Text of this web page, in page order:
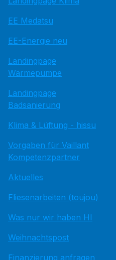
EE Medatsu
EE-Energie neu
Landingpage
Wärmepumpe
Landingpage
Badsanierung
Klima & Lüftung - hissu
Vorgaben für Vaillant
Kompetenzpartner
Aktuelles
Fliesenarbeiten (toujou)
Was nur wir haben HI
Weihnachtspost
Finanzierung anfragen